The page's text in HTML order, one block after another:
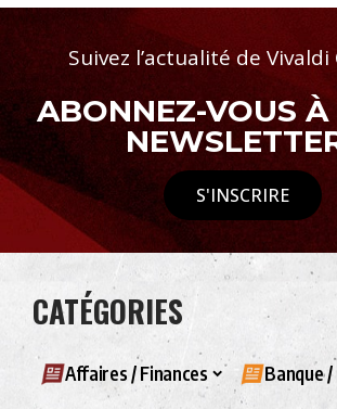
Suivez l’actualité de
ABONNEZ-VOUS À
S'INSCRIRE
CATÉGORIES
Affaires / Finances Banque